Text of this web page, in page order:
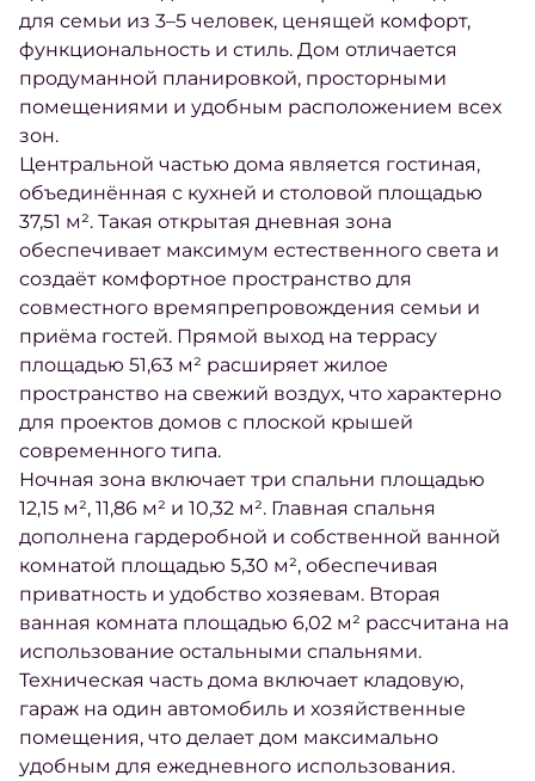
для семьи из 3–5 человек, ценящей комфорт,
функциональность и стиль. Дом отличается
продуманной планировкой, просторными
помещениями и удобным расположением всех
зон.
Центральной частью дома является гостиная,
объединённая с кухней и столовой площадью
37,51 м². Такая открытая дневная зона
обеспечивает максимум естественного света и
создаёт комфортное пространство для
совместного времяпрепровождения семьи и
приёма гостей. Прямой выход на террасу
площадью 51,63 м² расширяет жилое
пространство на свежий воздух, что характерно
для проектов домов с плоской крышей
современного типа.
Ночная зона включает три спальни площадью
12,15 м², 11,86 м² и 10,32 м². Главная спальня
дополнена гардеробной и собственной ванной
комнатой площадью 5,30 м², обеспечивая
приватность и удобство хозяевам. Вторая
ванная комната площадью 6,02 м² рассчитана на
использование остальными спальнями.
Техническая часть дома включает кладовую,
гараж на один автомобиль и хозяйственные
помещения, что делает дом максимально
удобным для ежедневного использования.